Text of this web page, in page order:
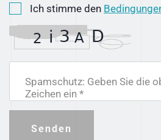
Ich stimme den
Spamschutz: Geben Sie die
Zeichen ein *
Senden